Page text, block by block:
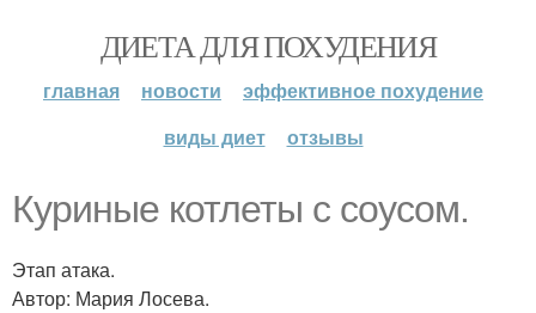
ДИЕТА ДЛЯ ПОХУДЕНИЯ
главная новости
эффективное похудение
виды диет
отзывы
Куриные котлеты с соусом.
Этап атака.
Автор: Мария Лосева.